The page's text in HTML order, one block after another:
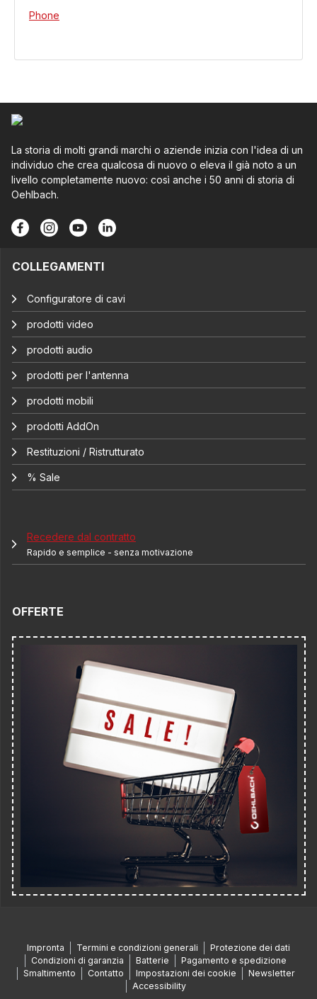
Phone
La storia di molti grandi marchi o aziende inizia con l'idea di un
individuo che crea qualcosa di nuovo o eleva il già noto a un
livello completamente nuovo: così anche i 50 anni di storia di
Oehlbach.
COLLEGAMENTI
Configuratore di cavi
prodotti video
prodotti audio
prodotti per l'antenna
prodotti mobili
prodotti AddOn
Restituzioni / Ristrutturato
% Sale
Recedere dal contratto
Rapido e semplice - senza motivazione
OFFERTE
Impronta Termini e condizioni generali
Protezione dei dati
Condizioni di garanzia
Batterie
Pagamento e spedizione
Smaltimento
Contatto Impostazioni dei cookie
Newsletter
Accessibility